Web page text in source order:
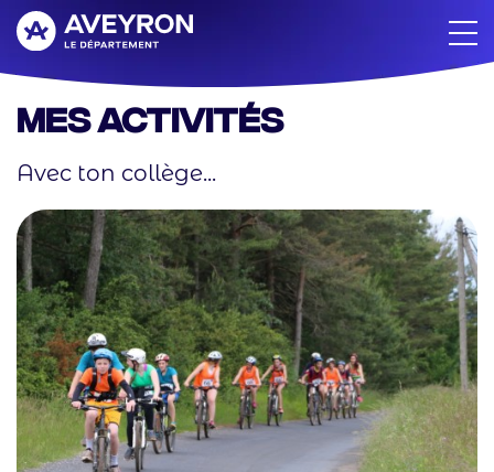
Aller
au
contenu
principal
Mes activités
Avec ton collège...